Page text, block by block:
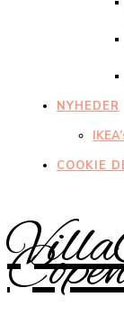
NYHEDER
COOKIE